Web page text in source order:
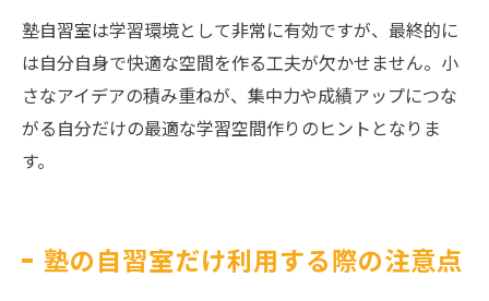
塾自習室は学習環境として非常に有効ですが、最終的に
は自分自身で快適な空間を作る工夫が欠かせません。小
さなアイデアの積み重ねが、集中力や成績アップにつな
がる自分だけの最適な学習空間作りのヒントとなりま
す。
塾の自習室だけ利用する際の注意点